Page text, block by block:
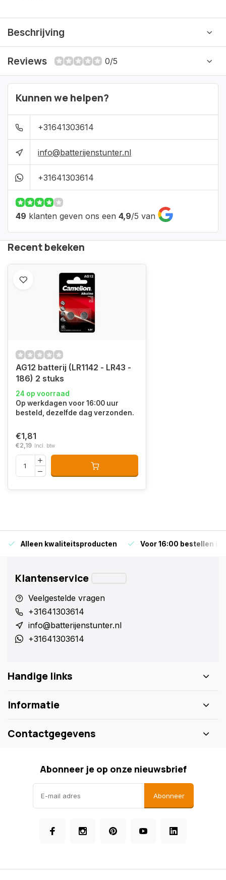
Beschrijving
Reviews 0/5
Kunnen we helpen?
+31641303614
info@batterijenstunter.nl
+31641303614
49 klanten geven ons een 4,9/5 van
Recent bekeken
AG12 batterij (LR1142 - LR43 -
186) 2 stuks
24 op voorraad
Op werkdagen voor 16:00 uur
besteld, dezelfde dag verzonden.
€1,81
€2,19 Incl. btw
Alleen kwaliteitsproducten Voor 16:00 bestellen is
Klantenservice
Veelgestelde vragen
+31641303614
info@batterijenstunter.nl
+31641303614
Handige links
Informatie
Contactgegevens
Abonneer je op onze nieuwsbrief
Abonneer